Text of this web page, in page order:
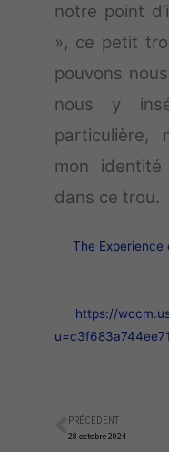
notre point
», ce petit
pouvons
nous y
particulière,
mon identité
dans ce trou.
The Experience
https://
Précédent
PRÉCÉDENT
28 octobre 2024